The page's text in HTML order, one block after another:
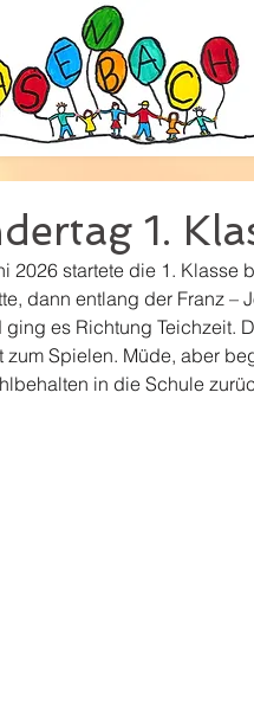
1.
2026 startete die 1. Klasse
dann entlang der Franz –
ging es Richtung Teichzeit.
zum Spielen. Müde, aber
in die Schule